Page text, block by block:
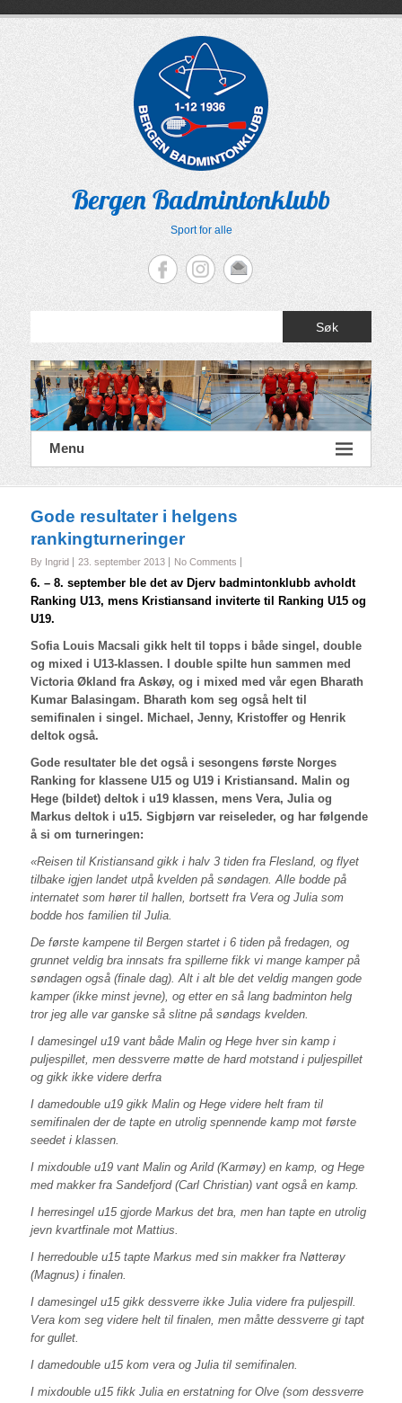
Bergen Badmintonklubb
Sport for alle
Søk
Menu
Gode resultater i helgens
rankingturneringer
By Ingrid 23. september 2013 No Comments
6. – 8. september ble det av Djerv badmintonklubb avholdt
Ranking U13, mens Kristiansand inviterte til Ranking U15 og
U19.
Sofia Louis Macsali gikk helt til topps i både singel, double
og mixed i U13-klassen. I double spilte hun sammen med
Victoria Økland fra Askøy, og i mixed med vår egen Bharath
Kumar Balasingam. Bharath kom seg også helt til
semifinalen i singel. Michael, Jenny, Kristoffer og Henrik
deltok også.
Gode resultater ble det også i sesongens første Norges
Ranking for klassene U15 og U19 i Kristiansand. Malin og
Hege (bildet) deltok i u19 klassen, mens Vera, Julia og
Markus deltok i u15. Sigbjørn var reiseleder, og har følgende
å si om turneringen:
«Reisen til Kristiansand gikk i halv 3 tiden fra Flesland, og flyet
tilbake igjen landet utpå kvelden på søndagen. Alle bodde på
internatet som hører til hallen, bortsett fra Vera og Julia som
bodde hos familien til Julia.
De første kampene til Bergen startet i 6 tiden på fredagen, og
grunnet veldig bra innsats fra spillerne fikk vi mange kamper på
søndagen også (finale dag). Alt i alt ble det veldig mangen gode
kamper (ikke minst jevne), og etter en så lang badminton helg
tror jeg alle var ganske så slitne på søndags kvelden.
I damesingel u19 vant både Malin og Hege hver sin kamp i
puljespillet, men dessverre møtte de hard motstand i puljespillet
og gikk ikke videre derfra
I damedouble u19 gikk Malin og Hege videre helt fram til
semifinalen der de tapte en utrolig spennende kamp mot første
seedet i klassen.
I mixdouble u19 vant Malin og Arild (Karmøy) en kamp, og Hege
med makker fra Sandefjord (Carl Christian) vant også en kamp.
I herresingel u15 gjorde Markus det bra, men han tapte en utrolig
jevn kvartfinale mot Mattius.
I herredouble u15 tapte Markus med sin makker fra Nøtterøy
(Magnus) i finalen.
I damesingel u15 gikk dessverre ikke Julia videre fra puljespill.
Vera kom seg videre helt til finalen, men måtte dessverre gi tapt
for gullet.
I damedouble u15 kom vera og Julia til semifinalen.
I mixdouble u15 fikk Julia en erstatning for Olve (som dessverre